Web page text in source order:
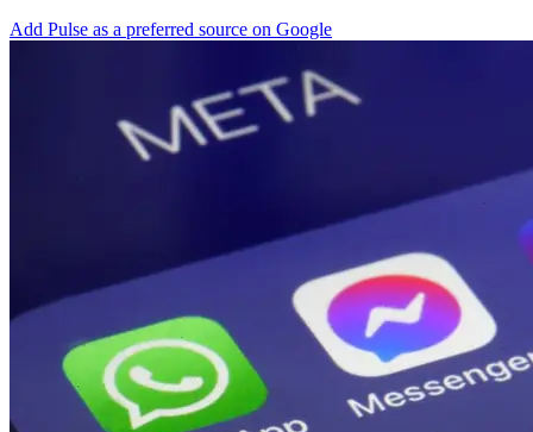
Add Pulse as a preferred source on Google